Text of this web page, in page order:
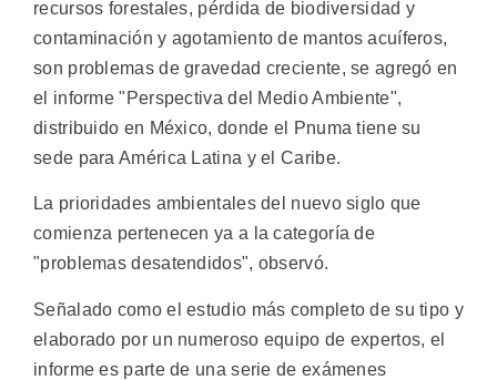
recursos forestales, pérdida de biodiversidad y
contaminación y agotamiento de mantos acuíferos,
son problemas de gravedad creciente, se agregó en
el informe "Perspectiva del Medio Ambiente",
distribuido en México, donde el Pnuma tiene su
sede para América Latina y el Caribe.
La prioridades ambientales del nuevo siglo que
comienza pertenecen ya a la categoría de
"problemas desatendidos", observó.
Señalado como el estudio más completo de su tipo y
elaborado por un numeroso equipo de expertos, el
informe es parte de una serie de exámenes